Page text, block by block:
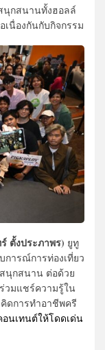
นุกสนานทั้งฮอลล์
เนื่องกันกับกิจกรรม
ตั้งประภาพร) ยูทู
การณ์การท่องเที่ยว
นุกสนาน ต่อด้วย
วมแชร์ความรู้ใน
คิดการทำอาชีพครี
นเทนต์ให้โดดเด่น